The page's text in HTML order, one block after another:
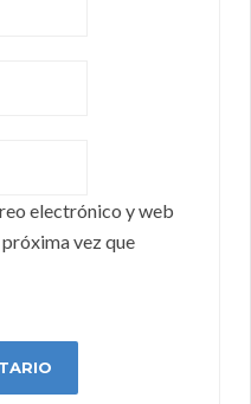
electrónico y web
vez que